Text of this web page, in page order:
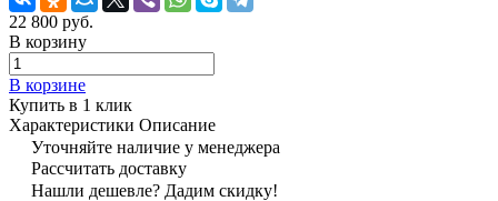
22 800 руб.
В корзину
В корзине
Купить в 1 клик
Характеристики Описание
Уточняйте наличие у менеджера
Рассчитать доставку
Нашли дешевле? Дадим скидку!